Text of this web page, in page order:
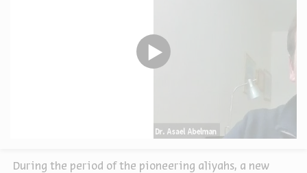
During the period of the pioneering aliyahs, a new